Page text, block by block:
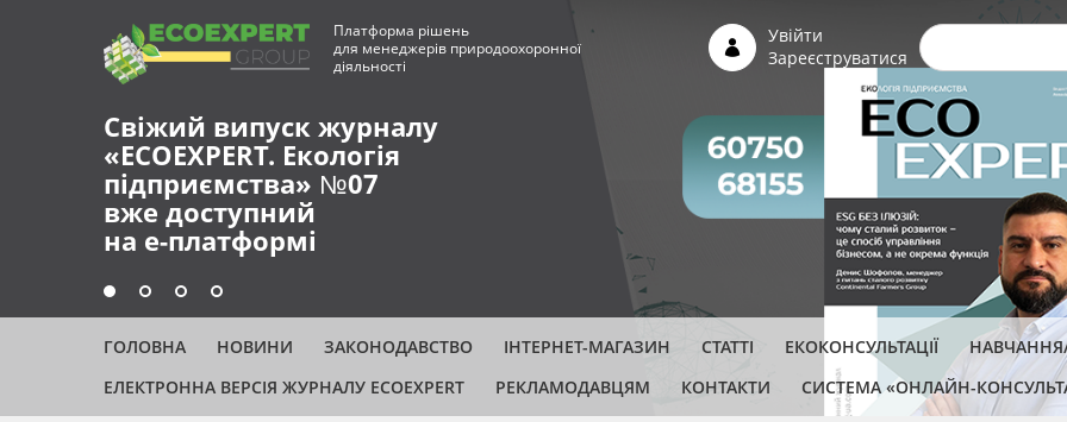
Свіжий випуск журналу
«ECOEXPERT. Екологія
підприємства» №07
вже доступний
на е-платформі
Платформа рішень
для менеджерів природоохоронної
діяльності
Увійти
Зареєструватися
ГОЛОВНА НОВИНИ ЗАКОНОДАВСТВО ІНТЕРНЕТ-МАГАЗИН СТАТТІ ЕКОКОНСУЛЬТАЦІЇ
НАВЧАННЯ/
ЕЛЕКТРОННА ВЕРСІЯ ЖУРНАЛУ ECOEXPERT
РЕКЛАМОДАВЦЯМ КОНТАКТИ СИСТЕМА «ОНЛАЙН-